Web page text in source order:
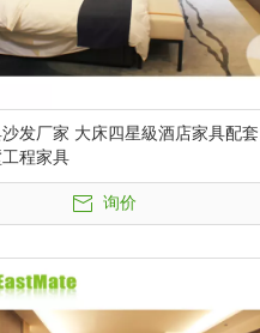
发厂家 大床四星級酒店家具配套
程家具
询价